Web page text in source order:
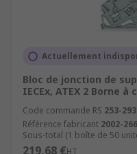
Actuellement
Bloc de jonction de
IECEx, ATEX 2 Borne à
Code commande RS 253-
Référence fabricant 2002-
Sous-total (1 boîte de 50
219,68 €HT